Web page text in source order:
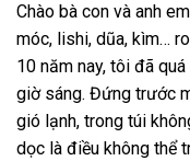
Chào bà con và anh
móc, lishi, dũa, kìm…
10 năm nay, tôi đã
giờ sáng. Đứng trước
gió lạnh, trong túi
dọc là điều không thể